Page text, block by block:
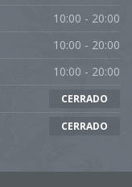
10:00 - 20:00
10:00 - 20:00
10:00 - 20:00
CERRADO
CERRADO